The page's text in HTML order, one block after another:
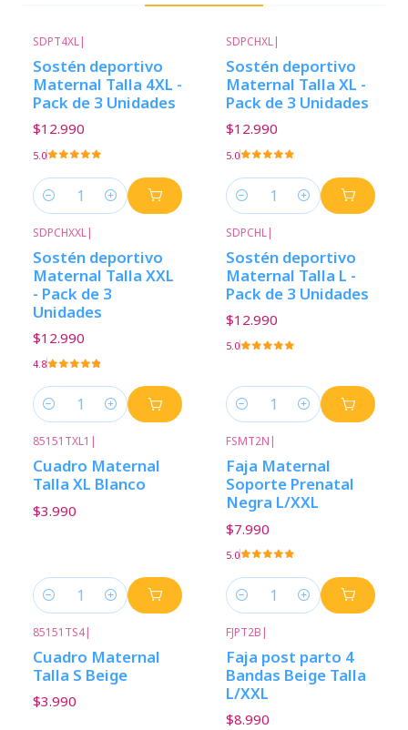
SDPT4XL|
Sostén deportivo
Maternal Talla 4XL -
Pack de 3 Unidades
$12.990
5.0
Cantidad
SDPCHXL|
Sostén deportivo
Maternal Talla XL -
Pack de 3 Unidades
$12.990
5.0
Cantidad
SDPCHXXL|
Sostén deportivo
Maternal Talla XXL
- Pack de 3
Unidades
$12.990
4.8
Cantidad
SDPCHL|
Sostén deportivo
Maternal Talla L -
Pack de 3 Unidades
$12.990
5.0
Cantidad
85151TXL1 |
Cuadro Maternal
Talla XL Blanco
$3.990
Cantidad
FSMT2N |
Faja Maternal
Soporte Prenatal
Negra L/XXL
$7.990
5.0
Cantidad
85151TS4|
Cuadro Maternal
Talla S Beige
$3.990
FJPT2B |
Faja post parto 4
Bandas Beige Talla
L/XXL
$8.990